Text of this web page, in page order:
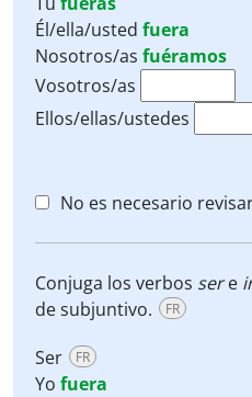
Él/ella/usted fuera
Nosotros/as fuéramos
Vosotros/as
Ellos/ellas/ustedes
No es necesario
Conjuga los verbos sere
de subjuntivo.
FR
Ser FR
Yo fuera